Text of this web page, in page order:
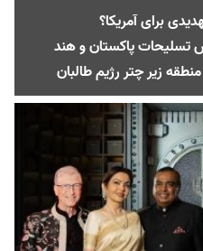
برای آمریکا؟
تسلیحات پاکستان و هند
زیر چتر رژیم طالبان